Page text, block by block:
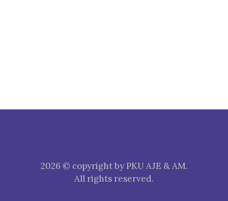
2026 © copyright by PKU AJE & AM.
All rights reserved.